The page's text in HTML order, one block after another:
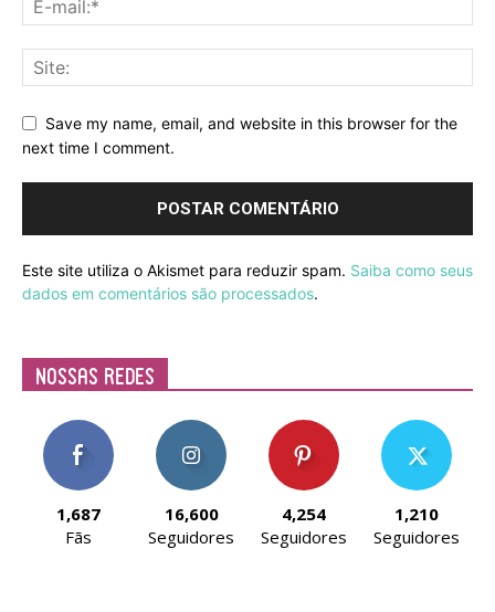
Save my name, email, and website in this browser for the
next time I comment.
Este site utiliza o Akismet para reduzir spam. Saiba como seus
dados em comentários são processados.
Nossas Redes
1,687
Fãs
16,600
Seguidores
4,254
Seguidores
1,210
Seguidores